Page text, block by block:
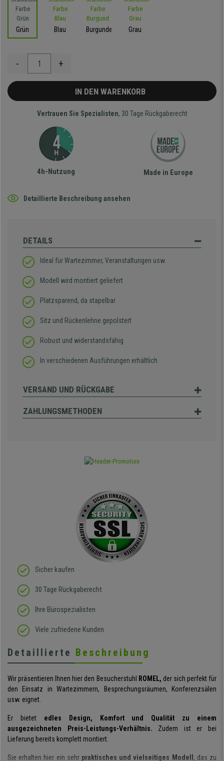
Grün Blau Burgunder Grau
- +
IN DEN WARENKORB
Vertrauen Sie Spezialisten, 30 Tage Rückgaberecht
4h-Nutzung Made in Europe
Detaillierte Beschreibung ansehen
DETAILS
Ideal für Wartezimmer, Veranstaltungen usw.
Modell wird montiert geliefert
Platzsparend, da stapelbar
Sitz und Rückenlehne gepolstert
Robust und widerstandsfähig
In verschiedenen Ausführungen erhältlich
VERSAND UND RÜCKGABE
ZAHLUNGSMETHODEN
Sicher kaufen
30 Tage Rückgaberecht
Ihre Bürospezialisten
Viele zufriedene Kunden
Detaillierte Beschreibung
Wir präsentieren Ihnen hier den Besucherstuhl ROMEL, der sich perfekt für
den Einsatz in Wartezimmern, Besprechungsräumen, Konferenzsälen
usw. eignet.
Er bietet edles Design, Komfort und Qualität zu einem
ausgezeichneten Preis-Leistungs-Verhältnis. Zudem ist er bei
Lieferung bereits komplett montiert.
Sie erhalten hier ein sehr praktisches und vielseitiges Modell, das zu